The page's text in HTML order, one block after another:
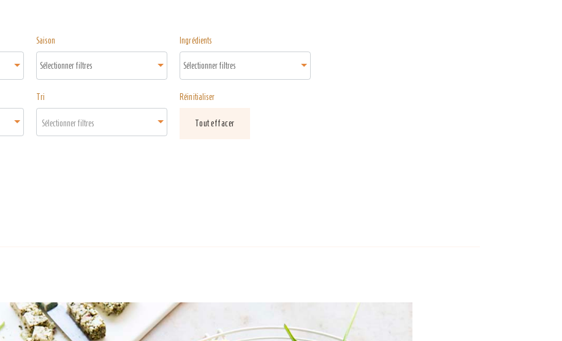
Saison Ingrédients
Tri
Sélectionner filtres
Réinitialiser
Tout effacer